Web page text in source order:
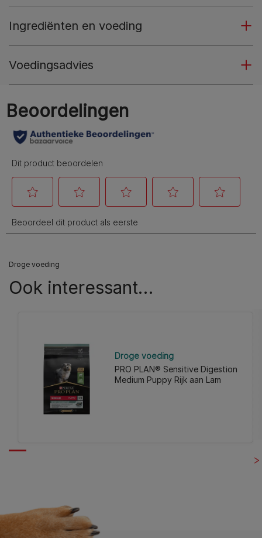
Ingrediënten en voeding
Voedingsadvies
Droge voeding
Ook interessant…​
Droge voeding
PRO PLAN® Sensitive Digestion
Medium Puppy Rijk aan Lam